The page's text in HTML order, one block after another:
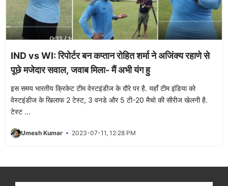
IND vs WI: रिपोर्टर बन कप्तान रोहित शर्मा ने अजिंक्य रहाणे से
पूछे मजेदार सवाल, जवाब मिला- मैं अभी यंग हु
इस समय भारतीय क्रिकेट टीम वेस्टइंडीज के दौरे पर है. यहाँ टीम इंडिया को
वेस्टइंडीज के खिलाफ 2 टेस्ट, 3 वनडे और 5 टी-20 मैचो की सीरीज खेलनी है.
टेस्ट ...
Umesh Kumar 2023-07-11, 12:28 PM